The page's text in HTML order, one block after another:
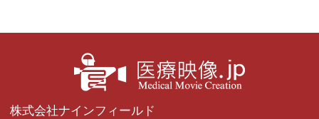
株式会社ナインフィールド